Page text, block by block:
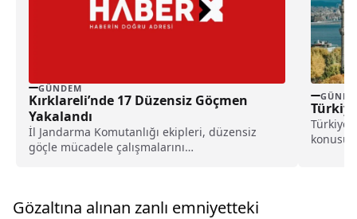
GÜNDEM
Kırklareli’nde 17 Düzensiz Göçmen
Yakalandı
İl Jandarma Komutanlığı ekipleri, düzensiz
göçle mücadele çalışmalarını
Gözaltına alınan zanlı emniyetteki